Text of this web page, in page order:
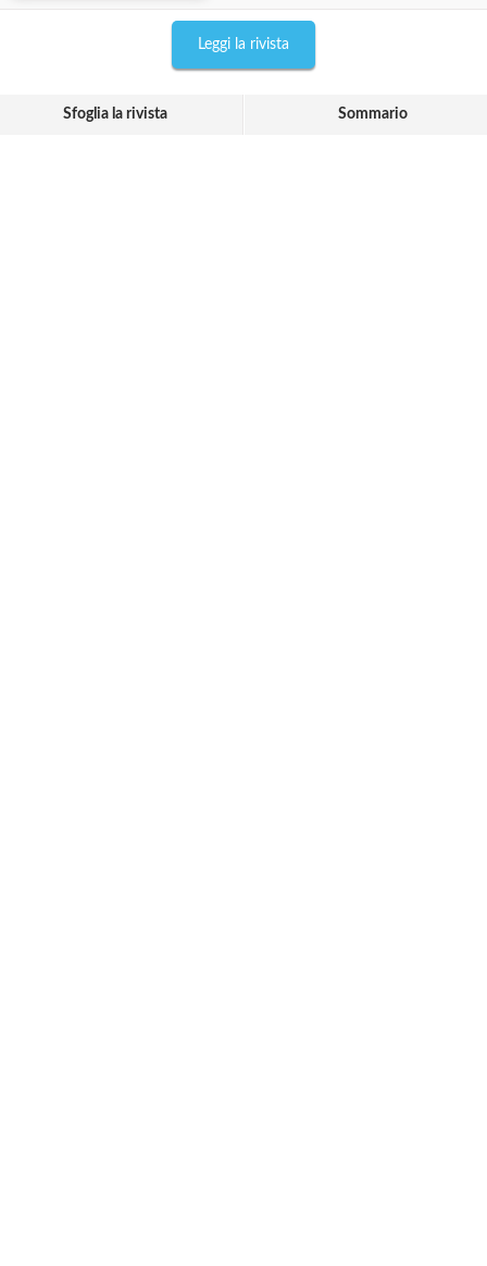
Leggi la rivista
Sfoglia la rivista Sommario